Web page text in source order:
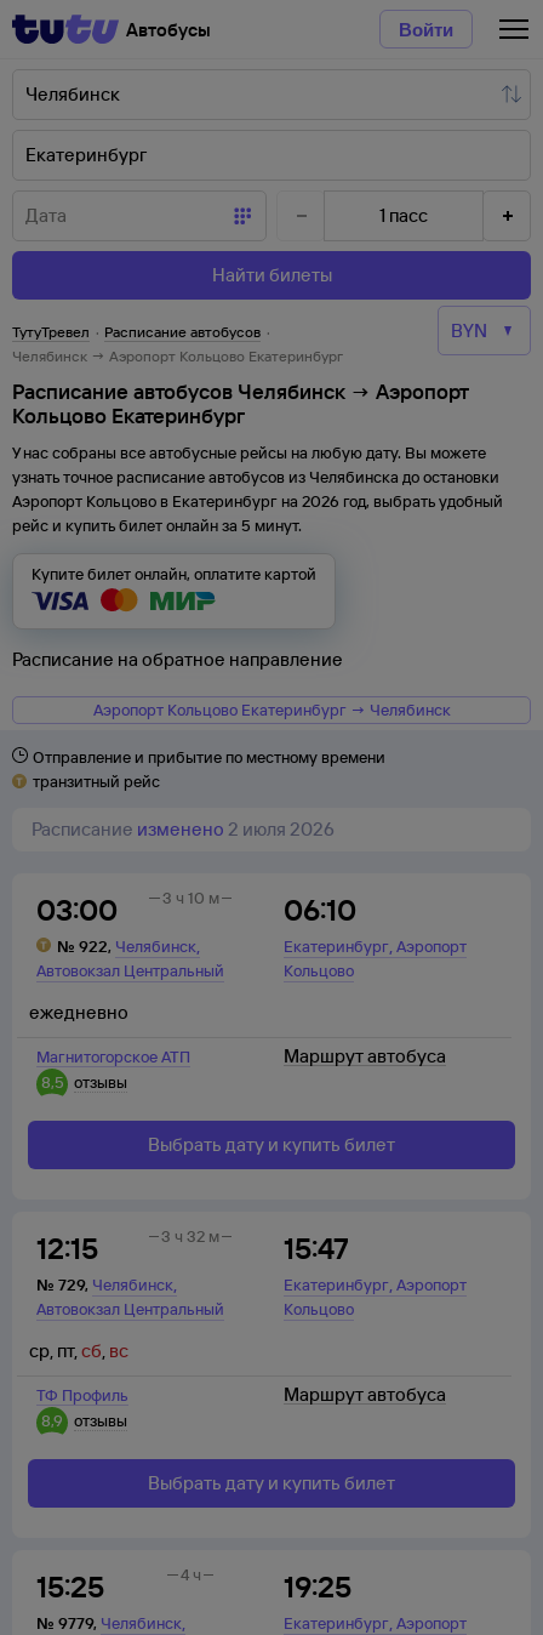
Автобусы Войти
1 пасс
Найти билеты
ТутуТревел · Расписание автобусов ·
Челябинск → Аэропорт Кольцово Екатеринбург
Расписание автобусов Челябинск → Аэропорт
Кольцово Екатеринбург
У нас собраны все автобусные рейсы на любую дату. Вы можете
узнать точное расписание автобусов из Челябинска доостановки
Аэропорт Кольцово в Екатеринбург на 2026 год, выбрать удобный
рейс и купить билет онлайн за 5 минут.
Купите билет онлайн, оплатите картой
Расписание на обратное направление
Аэропорт Кольцово Екатеринбург → Челябинск
Отправление и прибытие по местному времени
транзитный рейс
Расписание изменено 2 июля 2026
03:00
№ 922, Челябинск,
Автовокзал Центральный
06:10
Екатеринбург,Аэропорт
Кольцово
3 ч 10 м
Магнитогорское АТП
8,5 отзывы
ежедневно
Маршрут автобуса
Выбрать дату и купить билет
12:15
№ 729, Челябинск,
Автовокзал Центральный
15:47
Екатеринбург,Аэропорт
Кольцово
3 ч 32 м
ТФ Профиль
8,9
отзывы
ср, пт,сб, вс
Маршрут автобуса
Выбрать дату и купить билет
15:25
№ 9779, Челябинск,
19:25
Екатеринбург,Аэропорт
4 ч